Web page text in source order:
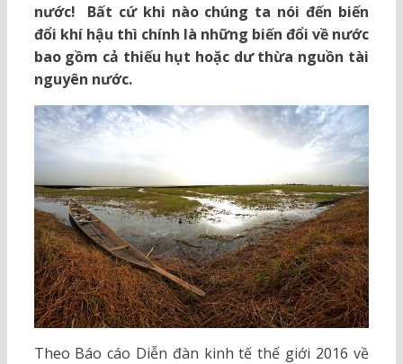
nước! Bất cứ khi nào chúng ta nói đến biến
đổi khí hậu thì chính là những biến đổi về nước
bao gồm cả thiếu hụt hoặc dư thừa nguồn tài
nguyên nước.
Theo Báo cáo Diễn đàn kinh tế thế giới 2016 về